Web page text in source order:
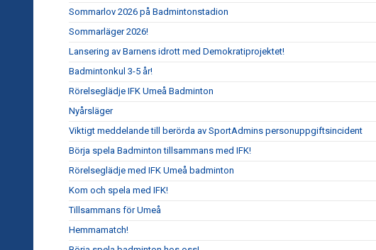
Sommarlov 2026 på Badmintonstadion
Sommarläger 2026!
Lansering av Barnens idrott med Demokratiprojektet!
Badmintonkul 3-5 år!
Rörelseglädje IFK Umeå Badminton
Nyårsläger
Viktigt meddelande till berörda av SportAdmins personuppgiftsincident
Börja spela Badminton tillsammans med IFK!
Rörelseglädje med IFK Umeå badminton
Kom och spela med IFK!
Tillsammans för Umeå
Hemmamatch!